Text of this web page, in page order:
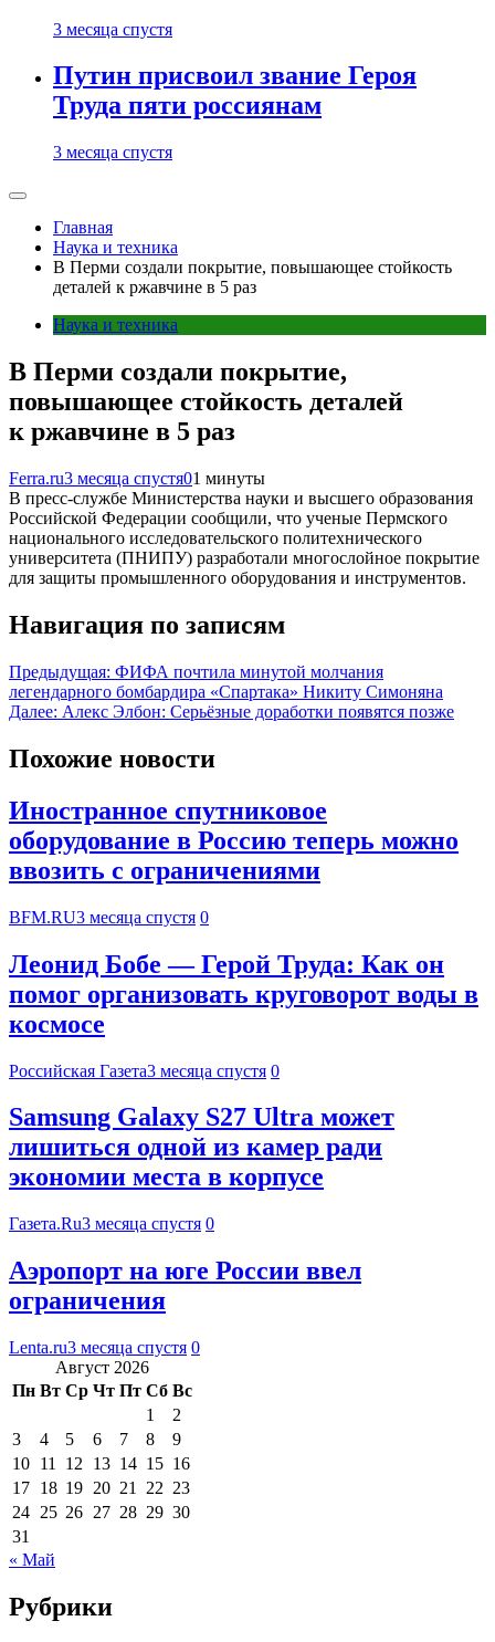
3 месяца спустя
Путин присвоил звание Героя
Труда пяти россиянам
3 месяца спустя
Главная
Наука и техника
В Перми создали покрытие, повышающее стойкость
деталей к ржавчине в 5 раз
Наука и техника
В Перми создали покрытие,
повышающее стойкость деталей
к ржавчине в 5 раз
Ferra.ru3 месяца спустя01 минуты
В пресс-службе Министерства науки и высшего образования
Российской Федерации сообщили, что ученые Пермского
национального исследовательского политехнического
университета (ПНИПУ) разработали многослойное покрытие
для защиты промышленного оборудования и инструментов.
Навигация по записям
Предыдущая: ФИФА почтила минутой молчания
легендарного бомбардира «Спартака» Никиту Симоняна
Далее: Алекс Элбон: Серьёзные доработки появятся позже
Похожие новости
Иностранное спутниковое
оборудование в Россию теперь можно
ввозить с ограничениями
BFM.RU3 месяца спустя 0
Леонид Бобе — Герой Труда: Как он
помог организовать круговорот воды в
космосе
Российская Газета3 месяца спустя 0
Samsung Galaxy S27 Ultra может
лишиться одной из камер ради
экономии места в корпусе
Газета.Ru3 месяца спустя 0
Аэропорт на юге России ввел
ограничения
Lenta.ru3 месяца спустя 0
Август 2026
Пн Вт Ср Чт Пт Сб Вс
1
2
3
4 5 6 7 8
9
10 11 12 13 14 15 16
17 18 19 20 21 22 23
24 25 26 27 28 29 30
31
« Май
Рубрики